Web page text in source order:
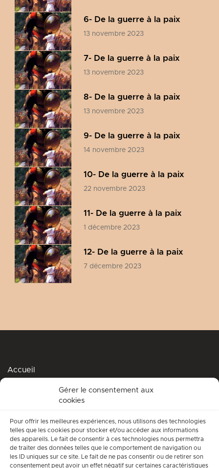
Gérer le consentement aux
cookies
Pour offrir les meilleures expériences, nous utilisons des technologies
telles que les cookies pour stocker et/ou accéder aux informations
des appareils. Le fait de consentir à ces technologies nous permettra
de traiter des données telles que le comportement de navigation ou
les ID uniques sur ce site. Le fait de ne pas consentir ou de retirer son
consentement peut avoir un effet négatif sur certaines caractéristiques
6- De la guerre à la paix
13 novembre 2023
7- De la guerre à la paix
13 novembre 2023
8- De la guerre à la paix
13 novembre 2023
9- De la guerre à la paix
14 novembre 2023
10- De la guerre à la paix
22 novembre 2023
11- De la guerre à la paix
1 décembre 2023
12- De la guerre à la paix
7 décembre 2023
Accueil
Accompagnement spirituel
Qui suis-je ?
Conditions générales d’utilisation